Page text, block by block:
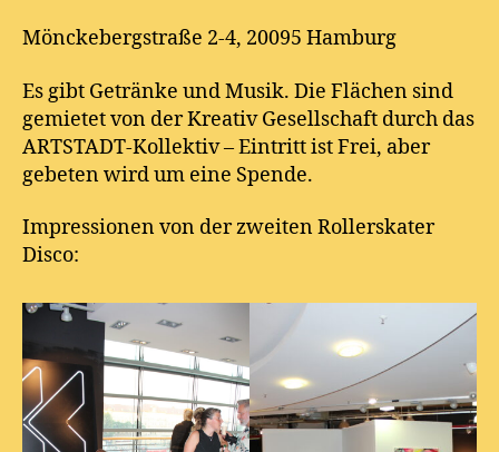
Mönckebergstraße 2-4, 20095 Hamburg
Es gibt Getränke und Musik. Die Flächen sind
gemietet von der Kreativ Gesellschaft durch das
ARTSTADT-Kollektiv – Eintritt ist Frei, aber
gebeten wird um eine Spende.
Impressionen von der zweiten Rollerskater
Disco: